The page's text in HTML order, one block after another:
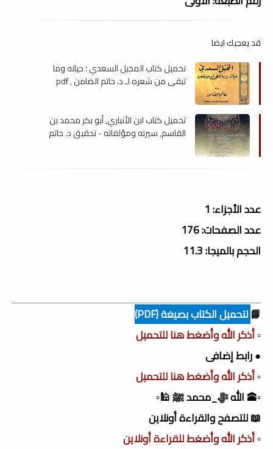
قد يعجبك ايضا
تحميل كتاب المخبل السعدي ؛ حياته وما
تبقى من شعره لـ د. حاتم الضامن , pdf
تحميل كتاب ابن الأنباري, أبو بكر محمد بن
القاسم, سيرته ومؤلفاته - تحقيق د. حاتم
عدد الأجزاء: 1
عدد الصفحات: 176
الحجم بالميجا: 11.3
📘لتحميل الكتاب بصيغة (PDF)
▫️ أذكر الله وأضغط هنا للتحميل
● رابط إضافى
▫️ أذكر الله وأضغط هنا للتحميل
▫️🕋 الله ﷻ_محمد ﷺ 🕌▫️
📖 للتصفح والقراءة أونلاين
▫️ أذكر الله وأضغط للقراءة أونلاين